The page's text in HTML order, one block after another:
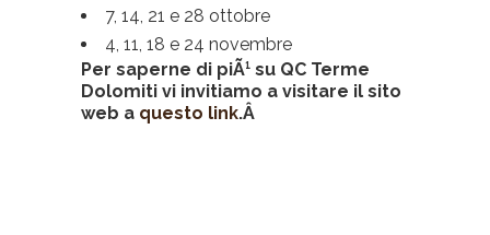
7, 14, 21 e 28 ottobre
4, 11, 18 e 24 novembre
Per saperne di piÃ¹ su QC Terme
Dolomiti vi invitiamo a visitare il sito
web a questo link.Â